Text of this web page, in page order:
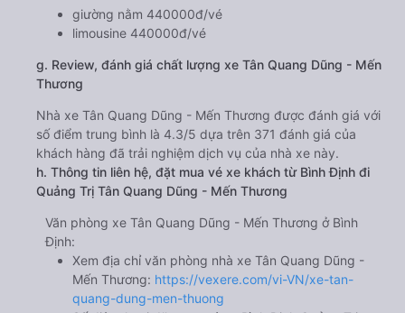
giường nằm 440000đ/vé
limousine 440000đ/vé
g. Review, đánh giá chất lượng xe Tân Quang Dũng - Mến
Thương
Nhà xe Tân Quang Dũng - Mến Thương được đánh giá với
số điểm trung bình là 4.3/5 dựa trên 371 đánh giá của
khách hàng đã trải nghiệm dịch vụ của nhà xe này.
h. Thông tin liên hệ, đặt mua vé xe khách từ Bình Định đi
Quảng Trị Tân Quang Dũng - Mến Thương
Văn phòng xe Tân Quang Dũng - Mến Thương ở Bình
Định:
Xem địa chỉ văn phòng nhà xe Tân Quang Dũng -
Mến Thương: https://vexere.com/vi-VN/xe-tan-
quang-dung-men-thuong